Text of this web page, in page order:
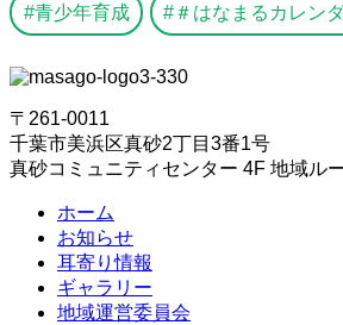
青少年育成 ＃はなまるカレン
〒261-0011
千葉市美浜区真砂2丁目3番1号
真砂コミュニティセンター 4F 地域ル
ホーム
お知らせ
耳寄り情報
ギャラリー
地域運営委員会